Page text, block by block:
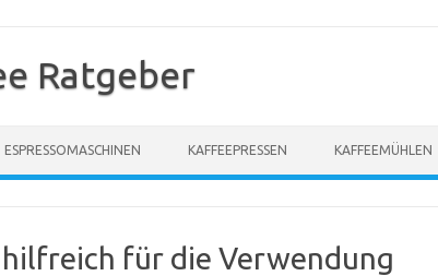
Ratgeber
ESPRESSOMASCHINEN KAFFEEPRESSEN KAFFEEMÜHLEN
für die Verwendung